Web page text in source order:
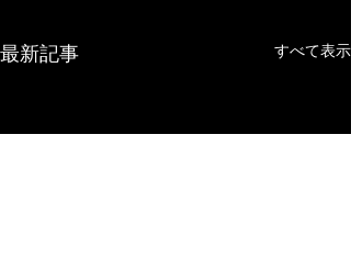
最新記事 すべて表示